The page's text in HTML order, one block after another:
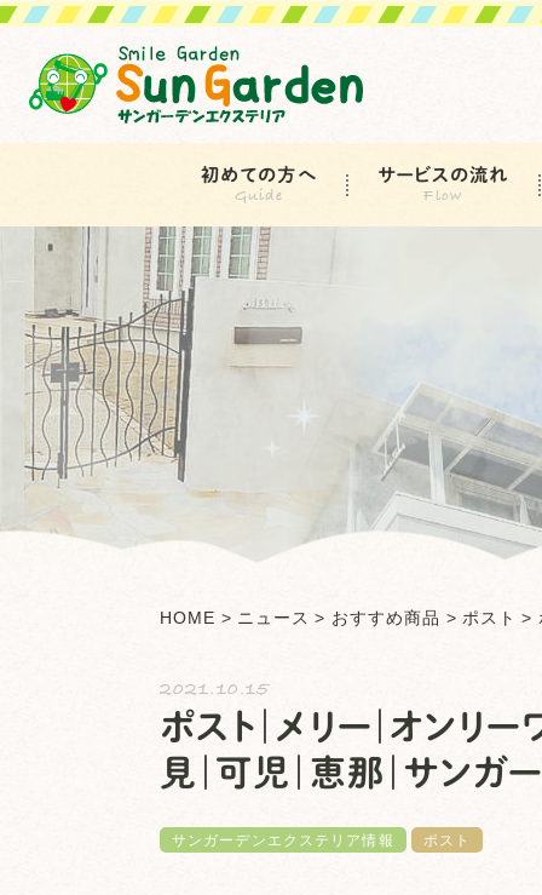
初めての方へ サービスの流れ
HOME > ニュース > おすすめ商品 > ポスト >
2021.10.15
ポスト｜メリー｜オンリ
見｜可児｜恵那｜サンガ
サンガーデンエクステリア情報 ポスト